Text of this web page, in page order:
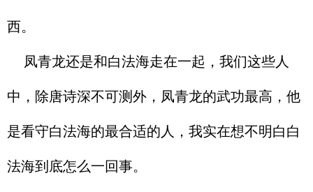
西。
凤青龙还是和白法海走在一起，我们这些人
中，除唐诗深不可测外，凤青龙的武功最高，他
是看守白法海的最合适的人，我实在想不明白白
法海到底怎么一回事。